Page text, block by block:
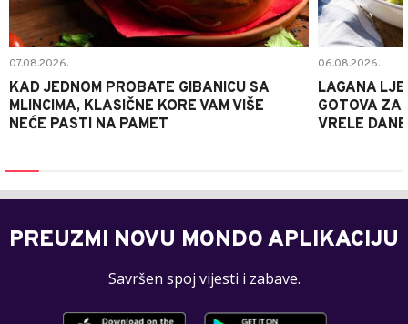
07.08.2026.
KAD JEDNOM PROBATE GIBANICU SA
MLINCIMA, KLASIČNE KORE VAM VIŠE
NEĆE PASTI NA PAMET
06.08.2026.
LAGANA
GOTOVA ZA
VRELE DANE
PREUZMI NOVU MONDO APLIKACIJU
Savršen spoj vijesti i zabave.